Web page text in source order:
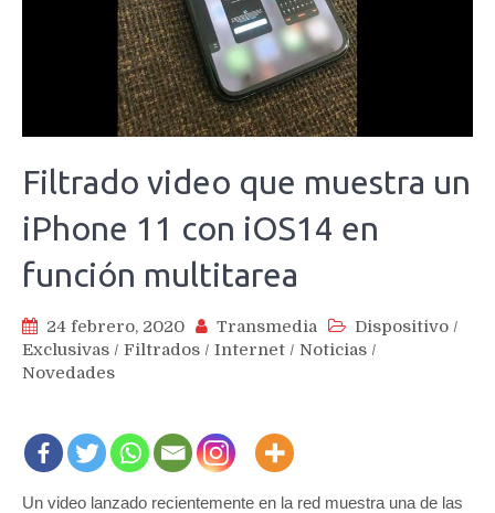
Filtrado video que muestra un
iPhone 11 con iOS14 en
función multitarea
24 febrero, 2020 Transmedia Dispositivo /
Exclusivas / Filtrados / Internet / Noticias /
Novedades
Un video lanzado recientemente en la red muestra una de las